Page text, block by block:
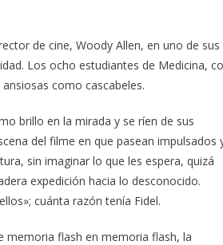
de cine, Woody Allen, en uno de sus
Los ocho estudiantes de Medicina,
como cascabeles.
brillo en la mirada y se ríen de sus
del filme en que pasean impulsados
sin imaginar lo que les espera, quizá
expedición hacia lo desconocido.
cuánta razón tenía Fidel.
memoria flash en memoria flash, la